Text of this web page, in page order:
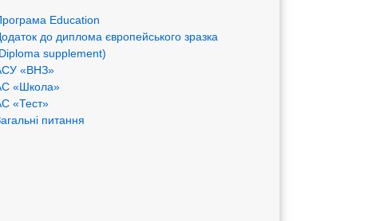
Eduсation
до диплома європейського зразка
supplement)
«ВНЗ»
«Школа»
«Тест»
питання